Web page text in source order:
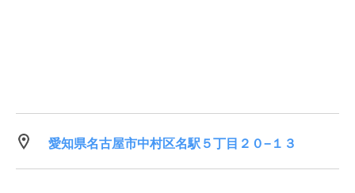
愛知県名古屋市中村区名駅５丁目２０−１３